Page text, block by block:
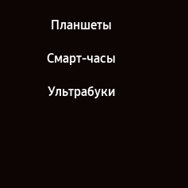
Планшеты
Смарт-часы
Ультрабуки